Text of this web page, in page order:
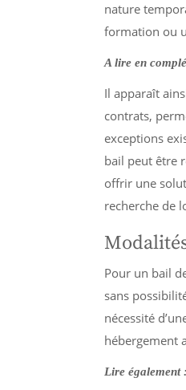
nature
formation ou
A lire en
Il apparaît
contrats,
exceptions
bail peut être
offrir une
recherche de
Pour un bail
sans
nécessité
hébergement
Lire également :